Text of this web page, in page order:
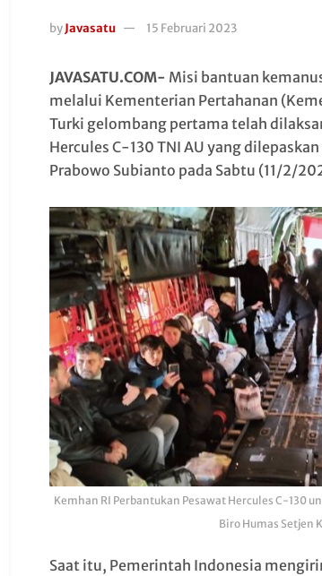
by Javasatu 15 Februari 2023
JAVASATU.COM- Misi bantuan
melalui Kementerian Pertahanan
Turki gelombang pertama telah
Hercules C-130 TNI AU yang
Prabowo Subianto pada Sabtu (11/2/
Kemhan RI Perbantukan Pesawat Hercules C-130
Biro Humas Setjen
Saat itu, Pemerintah Indonesia